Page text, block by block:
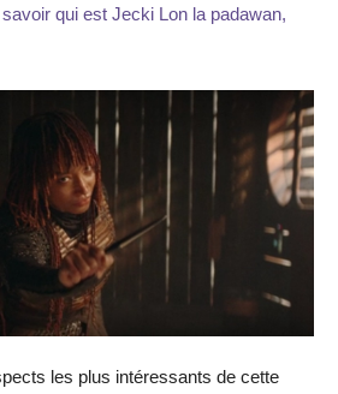
qui est Jecki Lon la padawan,
les plus intéressants de cette